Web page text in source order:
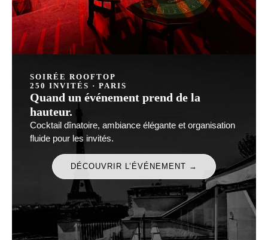
SOIRÉE ROOFTOP
250 INVITÉS · PARIS
Quand un événement prend de la
hauteur.
Cocktail dînatoire, ambiance élégante et organisation
fluide pour les invités.
DÉCOUVRIR L’ÉVÉNEMENT →